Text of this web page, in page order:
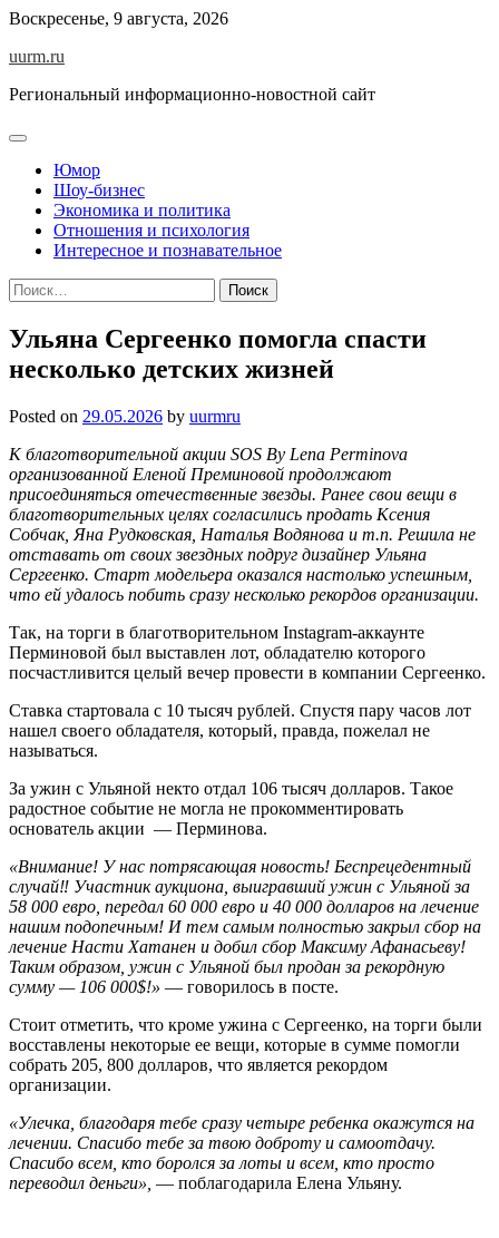
Skip
content
Воскресенье, 9 августа, 2026
uurm.ru
Региональный информационно-новостной сайт
Юмор
Шоу-бизнес
Экономика и политика
Отношения и психология
Интересное и познавательное
Найти:
Ульяна Сергеенко помогла спасти
несколько детских жизней
Posted on 29.05.2026 by uurmru
К благотворительной акции SOS By Lena Perminova
организованной Еленой Преминовой продолжают
присоединяться отечественные звезды. Ранее свои вещи в
благотворительных целях согласились продать Ксения
Собчак, Яна Рудковская, Наталья Водянова и т.п. Решила не
отставать от своих звездных подруг дизайнер Ульяна
Сергеенко. Старт модельера оказался настолько успешным,
что ей удалось побить сразу несколько рекордов организации.
Так, на торги в благотворительном Instagram-аккаунте
Перминовой был выставлен лот, обладателю которого
посчастливится целый вечер провести в компании Сергеенко.
Ставка стартовала с 10 тысяч рублей. Спустя пару часов лот
нашел своего обладателя, который, правда, пожелал не
называться.
За ужин с Ульяной некто отдал 106 тысяч долларов. Такое
радостное событие не могла не прокомментировать
основатель акции — Перминова.
«Внимание! У нас потрясающая новость! Беспрецедентный
случай‼ Участник аукциона, выигравший ужин с Ульяной за
58 000 евро, передал 60 000 евро и 40 000 долларов на лечение
нашим подопечным! И тем самым полностью закрыл сбор на
лечение Насти Хатанен и добил сбор Максиму Афанасьеву!
Таким образом, ужин с Ульяной был продан за рекордную
сумму — 106 000$!» — говорилось в посте.
Стоит отметить, что кроме ужина с Сергеенко, на торги были
восставлены некоторые ее вещи, которые в сумме помогли
собрать 205, 800 долларов, что является рекордом
организации.
«Улечка, благодаря тебе сразу четыре ребенка окажутся на
лечении. Спасибо тебе за твою доброту и самоотдачу.
Спасибо всем, кто боролся за лоты и всем, кто просто
переводил деньги», — поблагодарила Елена Ульяну.